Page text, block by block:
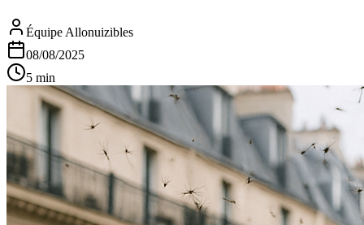
Équipe Allonuizibles
08/08/2025
5 min